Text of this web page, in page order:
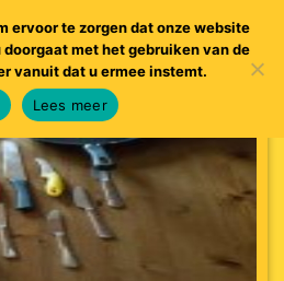
ervoor te zorgen dat onze website
met het gebruiken van de
vanuit dat u ermee instemt.
Lees meer